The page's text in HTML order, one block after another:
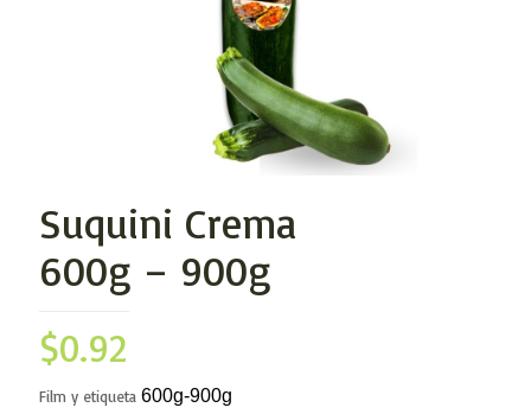
Suquini Crema
600g – 900g
$0.92
Film y etiqueta 600g-900g